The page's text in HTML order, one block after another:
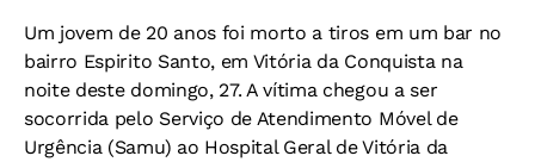
Um jovem de 20 anos foi morto a tiros em um bar no
bairro Espirito Santo, em Vitória da Conquista na
noite deste domingo, 27. A vítima chegou a ser
socorrida pelo Serviço de Atendimento Móvel de
Urgência (Samu) ao Hospital Geral de Vitória da